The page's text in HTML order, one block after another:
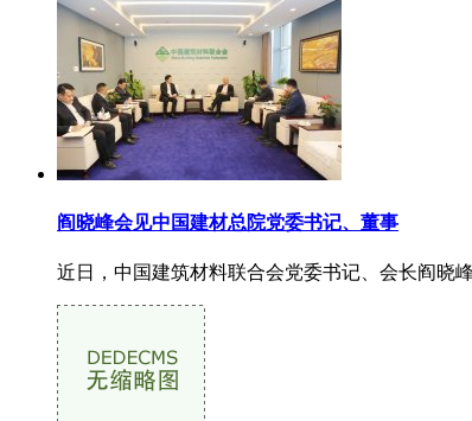
阎晓峰会见中国建材总院党委书记、董事
近日，中国建筑材料联合会党委书记、会长阎晓